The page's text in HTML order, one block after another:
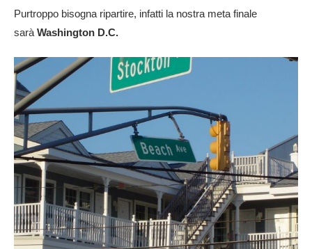
Purtroppo bisogna ripartire, infatti la nostra meta finale
saràWashington D.C.